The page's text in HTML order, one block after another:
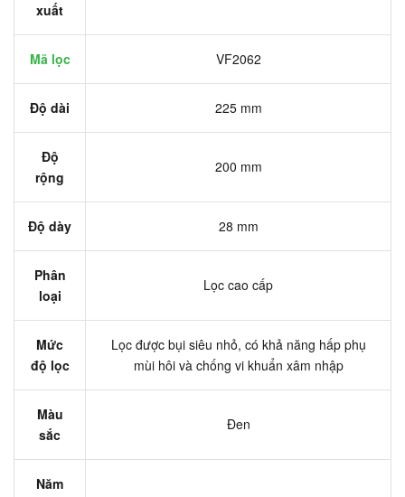
xuất
Mã lọc VF2062
Độ dài 225 mm
Độ
rộng
200 mm
Độ dày 28 mm
Phân
loại
Lọc cao cấp
Mức
độ lọc
Lọc được bụi siêu nhỏ, có khả năng hấp phụ
mùi hôi và chống vi khuẩn xâm nhập
Màu
sắc
Đen
Năm